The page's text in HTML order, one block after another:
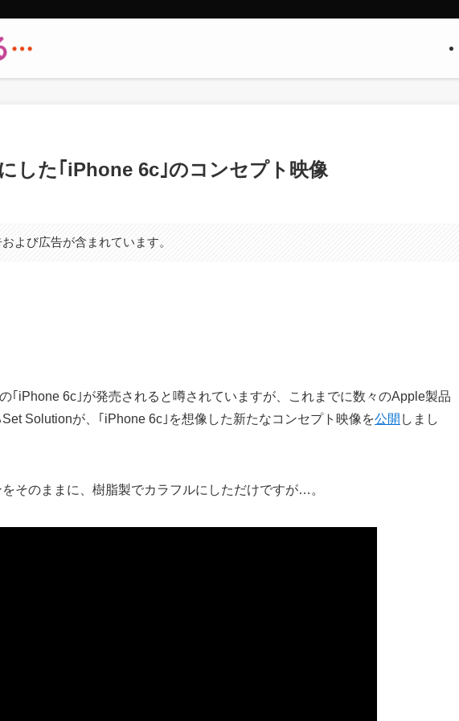
した｢iPhone 6c｣のコンセプト映像
よび広告が含まれています。
｢iPhone 6c｣が発売されると噂されていますが、これまでに数々のApple製品
Solutionが、｢iPhone 6c｣を想像した新たなコンセプト映像を公開 しまし
そのままに、樹脂製でカラフルにしただけですが…。